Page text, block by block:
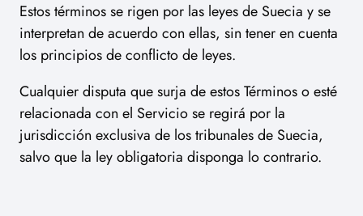
Estos términos se rigen por las leyes de Suecia y se
interpretan de acuerdo con ellas, sin tener en cuenta
los principios de conflicto de leyes.
Cualquier disputa que surja de estos Términos o esté
relacionada con el Servicio se regirá por la
jurisdicción exclusiva de los tribunales de Suecia,
salvo que la ley obligatoria disponga lo contrario.